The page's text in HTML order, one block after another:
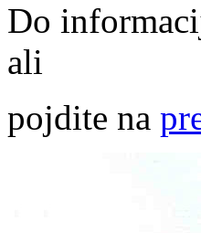
Do
ali
pojdite na